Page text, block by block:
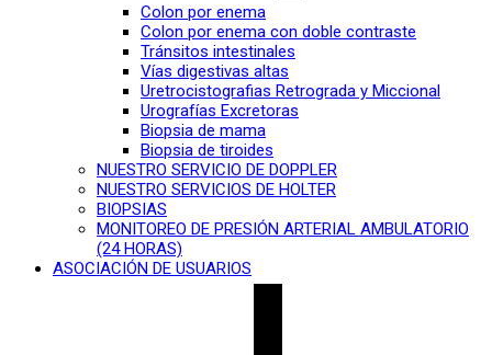
Colon por enema
Colon por enema con doble contraste
Tránsitos intestinales
Vías digestivas altas
Uretrocistografias Retrograda y Miccional
Urografías Excretoras
Biopsia de mama
Biopsia de tiroides
NUESTRO SERVICIO DE DOPPLER
NUESTRO SERVICIOS DE HOLTER
BIOPSIAS
MONITOREO DE PRESIÓN ARTERIAL AMBULATORIO
(24 HORAS)
ASOCIACIÓN DE USUARIOS